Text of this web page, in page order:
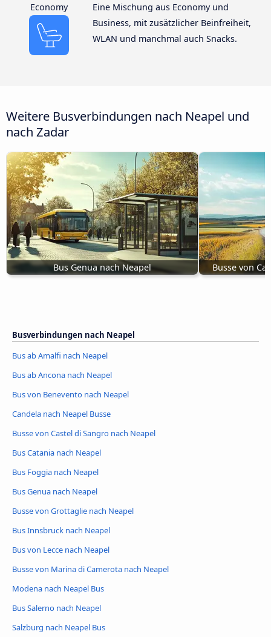
Economy
Eine Mischung aus Economy und
Business, mit zusätzlicher Beinfreiheit,
WLAN und manchmal auch Snacks.
Weitere Busverbindungen nach Neapel und
nach Zadar
Bus Genua nach Neapel Busse von
Busverbindungen nach Neapel
Bus ab Amalfi nach Neapel
Bus ab Ancona nach Neapel
Bus von Benevento nach Neapel
Candela nach Neapel Busse
Busse von Castel di Sangro nach Neapel
Bus Catania nach Neapel
Bus Foggia nach Neapel
Bus Genua nach Neapel
Busse von Grottaglie nach Neapel
Bus Innsbruck nach Neapel
Bus von Lecce nach Neapel
Busse von Marina di Camerota nach Neapel
Modena nach Neapel Bus
Bus Salerno nach Neapel
Salzburg nach Neapel Bus